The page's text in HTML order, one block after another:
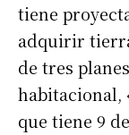
tiene
adquirir
de tres
habitacional,
que tiene 9